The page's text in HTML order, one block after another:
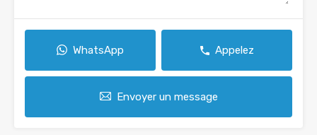
WhatsApp Appelez
Envoyer un message